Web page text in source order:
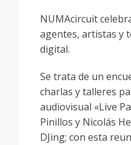
NUMAcircuit
agentes, artistas y
digital.
Se trata de un
charlas y talleres
audiovisual «Live
Pinillos y Nicolás
DJing; con esta